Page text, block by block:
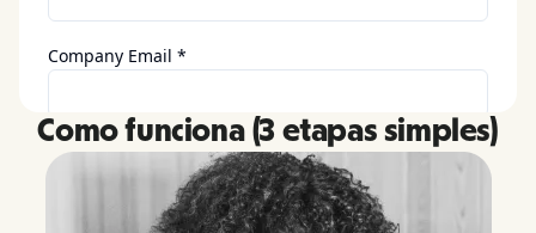
Como funciona (3 etapas simples)